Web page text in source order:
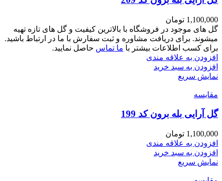
1,100,000 تومان
گل های موجود در فروشگاه با بالاترین کیفیت و گل های تازه تهیه
میشوند. برای دریافت مشاوره و ثبت سفارش با ما در ارتباط باشید.
برای کسب اطلاعات بیشتر با ما تماس حاصل نمایید.
افزودن به علاقه مندی
افزودن به سبد خرید
نمایش سریع
مقايسه
گل آرایی بله برون کد 199
1,100,000 تومان
افزودن به علاقه مندی
افزودن به سبد خرید
نمایش سریع